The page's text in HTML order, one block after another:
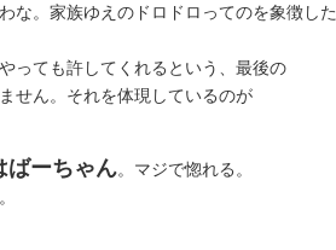
な。家族ゆえのドロドロってのを象徴した
っても許してくれるという、最後の
せん。それを体現しているのが
ばーちゃん。マジで惚れる。